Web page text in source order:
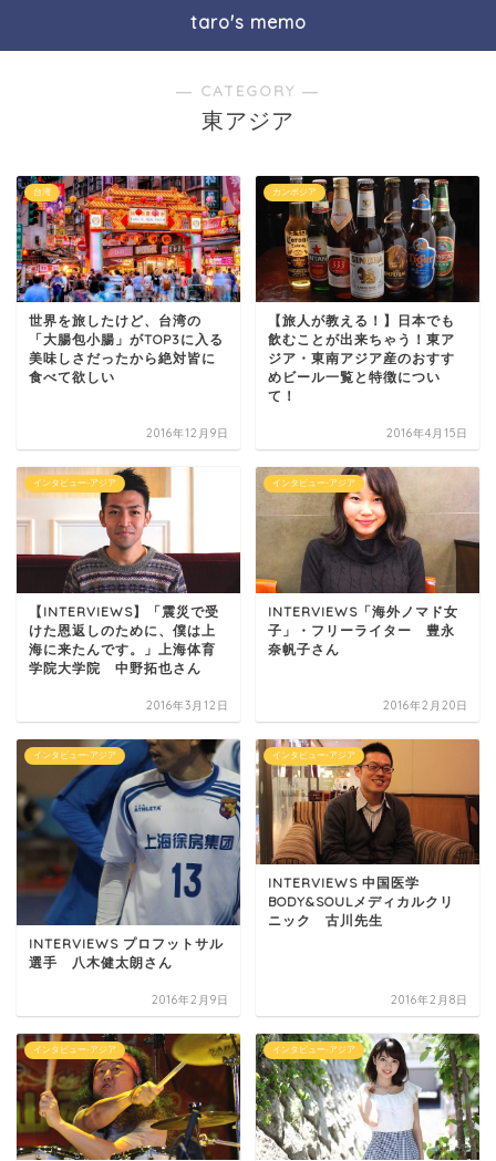
taro's memo
― CATEGORY ―
東アジア
台湾
世界を旅したけど、台湾の
「大腸包小腸」がTOP3に入る
美味しさだったから絶対皆に
食べて欲しい
2016年12月9日
カンボジア
【旅人が教える！】日本でも
飲むことが出来ちゃう！東ア
ジア・東南アジア産のおすす
めビール一覧と特徴につい
て！
2016年4月15日
インタビュー-アジア
【INTERVIEWS】「震災で受
けた恩返しのために、僕は上
海に来たんです。」上海体育
学院大学院 中野拓也さん
2016年3月12日
インタビュー-アジア
INTERVIEWS「海外ノマド女
子」・フリーライター 豊永
奈帆子さん
2016年2月20日
インタビュー-アジア
INTERVIEWS プロフットサル
選手 八木健太朗さん
2016年2月9日
インタビュー-アジア
INTERVIEWS 中国医学
BODY&SOULメディカルクリ
ニック 古川先生
2016年2月8日
インタビュー-アジア インタビュー-アジア